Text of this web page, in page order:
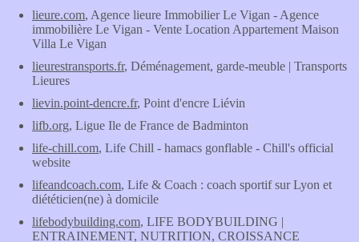
lieure.com, Agence lieure Immobilier Le Vigan - Agence
immobilière Le Vigan - Vente Location Appartement Maison
Villa Le Vigan
lieurestransports.fr, Déménagement, garde-meuble | Transports
Lieures
lievin.point-dencre.fr, Point d'encre Liévin
lifb.org, Ligue Ile de France de Badminton
life-chill.com, Life Chill - hamacs gonflable - Chill's official
website
lifeandcoach.com, Life & Coach : coach sportif sur Lyon et
diététicien(ne) à domicile
lifebodybuilding.com, LIFE BODYBUILDING |
ENTRAINEMENT, NUTRITION, CROISSANCE